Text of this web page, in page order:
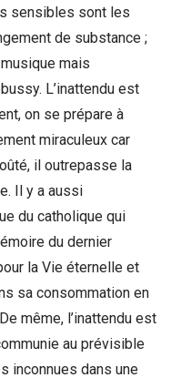
sensibles sont les
de substance ;
mais
L’inattendu est
on se prépare à
miraculeux car
il outrepasse la
Il y a aussi
du catholique qui
du dernier
la Vie éternelle et
sa consommation en
même, l’inattendu est
au prévisible
inconnues dans une